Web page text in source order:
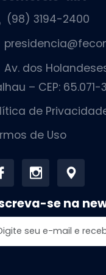
(98) 3194-2400
Av. dos
– CEP:
de
de Uso
se na
de email